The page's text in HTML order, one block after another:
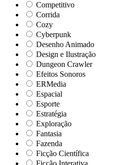
Competitivo
Corrida
Cozy
Cyberpunk
Desenho Animado
Design e Ilustração
Dungeon Crawler
Efeitos Sonoros
ERMedia
Espacial
Esporte
Estratégia
Exploração
Fantasia
Fazenda
Ficção Científica